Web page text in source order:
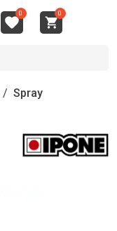
0 0
/ Spray